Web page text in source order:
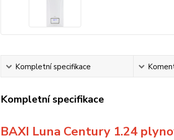
Kompletní specifikace
Kompletní specifikace
BAXI Luna Century 1.24